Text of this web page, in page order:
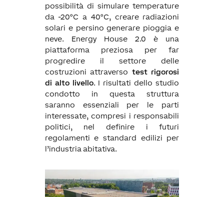
possibilità di simulare temperature
da -20°C a 40°C, creare radiazioni
solari e persino generare pioggia e
neve. Energy House 2.0 è una
piattaforma preziosa per far
progredire il settore delle
costruzioni attraverso test rigorosi
di alto livello. I risultati dello studio
condotto in questa struttura
saranno essenziali per le parti
interessate, compresi i responsabili
politici, nel definire i futuri
regolamenti e standard edilizi per
l’industria abitativa.